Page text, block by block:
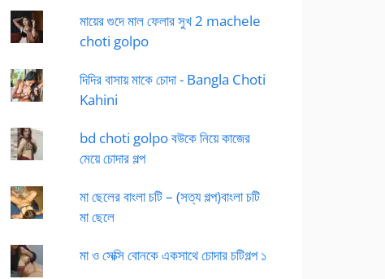
মায়ের গুদে মাল ফেলার সুখ 2 machele
choti golpo
দিদির বাসায় মাকে চোদা - Bangla Choti
Kahini
bd choti golpo বউকে নিয়ে কাজের
মেয়ে চোদার গল্প
মা ছেলের বাংলা চটি – (সত্য গল্প)বাংলা চটি
মা ছেলে
মা ও সেক্সি বোনকে একসাথে চোদার চটিগল্প ১